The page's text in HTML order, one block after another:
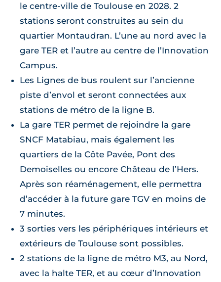
le centre-ville de Toulouse en 2028. 2
stations seront construites au sein du
quartier Montaudran. L’une au nord avec la
gare TER et l’autre au centre de l’Innovation
Campus.
Les Lignes de bus roulent sur l’ancienne
piste d’envol et seront connectées aux
stations de métro de la ligne B.
La gare TER permet de rejoindre la gare
SNCF Matabiau, mais également les
quartiers de la Côte Pavée, Pont des
Demoiselles ou encore Château de l’Hers.
Après son réaménagement, elle permettra
d’accéder à la future gare TGV en moins de
7 minutes.
3 sorties vers les périphériques intérieurs et
extérieurs de Toulouse sont possibles.
2 stations de la ligne de métro M3, au Nord,
avec la halte TER, et au cœur d’Innovation